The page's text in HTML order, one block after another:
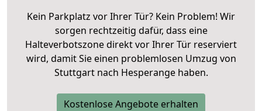
Kein Parkplatz vor Ihrer Tür? Kein Problem! Wir
sorgen rechtzeitig dafür, dass eine
Halteverbotszone direkt vor Ihrer Tür reserviert
wird, damit Sie einen problemlosen Umzug von
Stuttgart nach Hesperange haben.
Kostenlose Angebote erhalten